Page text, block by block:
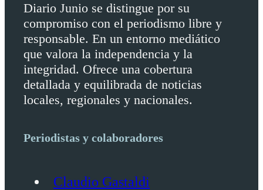
Diario Junio se distingue por su
compromiso con el periodismo libre y
responsable. En un entorno mediático
que valora la independencia y la
integridad. Ofrece una cobertura
detallada y equilibrada de noticias
locales, regionales y nacionales.
Periodistas y colaboradores
Claudio Gastaldi